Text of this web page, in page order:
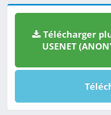
Télécharger
USENET